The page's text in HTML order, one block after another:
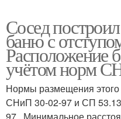
Сосед
баню с
Расположение
учётом норм
Нормы размещения
СНиП 30-02-97 и СП